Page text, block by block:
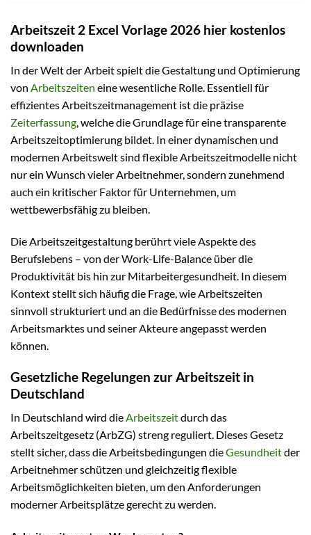
Arbeitszeit 2 Excel Vorlage 2026 hier kostenlos
downloaden
In der Welt der Arbeit spielt die Gestaltung und Optimierung
von Arbeitszeiten eine wesentliche Rolle. Essentiell für
effizientes Arbeitszeitmanagement ist die präzise
Zeiterfassung, welche die Grundlage für eine transparente
Arbeitszeitoptimierung bildet. In einer dynamischen und
modernen Arbeitswelt sind flexible Arbeitszeitmodelle nicht
nur ein Wunsch vieler Arbeitnehmer, sondern zunehmend
auch ein kritischer Faktor für Unternehmen, um
wettbewerbsfähig zu bleiben.
Die Arbeitszeitgestaltung berührt viele Aspekte des
Berufslebens – von der Work-Life-Balance über die
Produktivität bis hin zur Mitarbeitergesundheit. In diesem
Kontext stellt sich häufig die Frage, wie Arbeitszeiten
sinnvoll strukturiert und an die Bedürfnisse des modernen
Arbeitsmarktes und seiner Akteure angepasst werden
können.
Gesetzliche Regelungen zur Arbeitszeit in
Deutschland
In Deutschland wird dieArbeitszeitdurch das
Arbeitszeitgesetz (ArbZG) streng reguliert. Dieses Gesetz
stellt sicher, dass die Arbeitsbedingungen dieGesundheitder
Arbeitnehmer schützen und gleichzeitig flexible
Arbeitsmöglichkeiten bieten, um den Anforderungen
moderner Arbeitsplätze gerecht zu werden.